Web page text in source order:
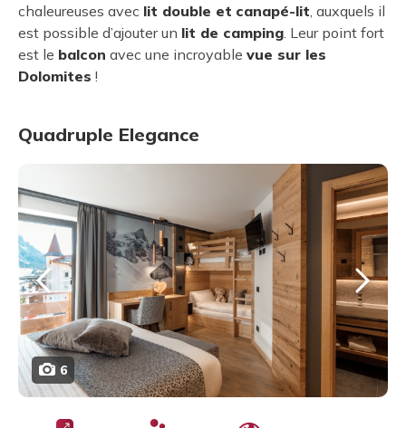
chaleureuses avec lit double et canapé-lit, auxquels il
est possible d’ajouter un lit de camping. Leur point fort
est le balcon avec une incroyable vue sur les
Dolomites !
Quadruple Elegance
6